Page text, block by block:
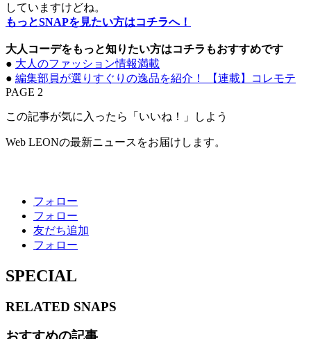
していますけどね。
もっとSNAPを見たい方はコチラへ！
大人コーデをもっと知りたい方はコチラもおすすめです
● 大人のファッション情報満載
● 編集部員が選りすぐりの逸品を紹介！ 【連載】コレモテ
PAGE 2
この記事が気に入ったら「いいね！」しよう
Web LEONの最新ニュースをお届けします。
フォロー
フォロー
友だち追加
フォロー
SPECIAL
RELATED SNAPS